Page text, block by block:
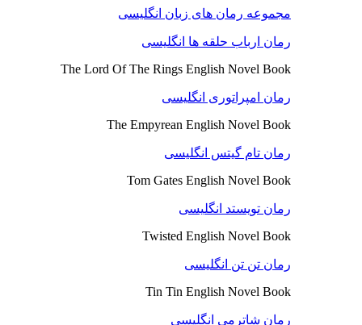
مجموعه رمان های زبان انگلیسی
رمان ارباب حلقه ها انگلیسی
The Lord Of The Rings English Novel Book
رمان امپراتوری انگلیسی
The Empyrean English Novel Book
رمان تام گیتس انگلیسی
Tom Gates English Novel Book
رمان تویستد انگلیسی
Twisted English Novel Book
رمان تن تن انگلیسی
Tin Tin English Novel Book
رمان شاترمی انگلیسی